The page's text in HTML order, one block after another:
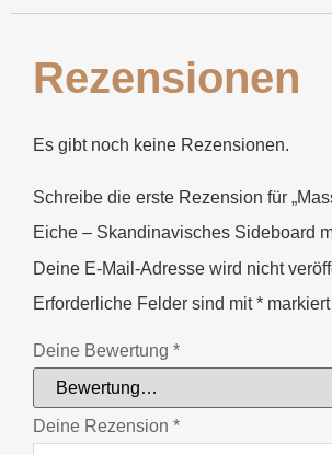
Rezensionen
Es gibt noch keine Rezensionen.
Schreibe die erste Rezension für
Eiche – Skandinavisches Sideboard
Deine E-Mail-Adresse wird nicht
Erforderliche Felder sind mit* markiert
Deine Bewertung *
Deine Rezension *